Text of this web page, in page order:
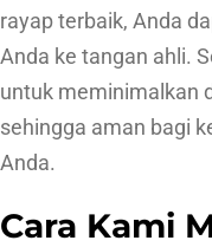
rayap terbaik, Anda
Anda ke tangan ahli.
untuk meminimalkan
sehingga aman bagi
Anda.
Cara Kami